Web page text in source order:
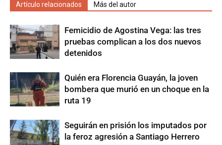
Artículo relacionados Más del autor
Femicidio de Agostina Vega: las tres
pruebas complican a los dos nuevos
detenidos
Quién era Florencia Guayán, la joven
bombera que murió en un choque en la
ruta 19
Seguirán en prisión los imputados por
la feroz agresión a Santiago Herrero